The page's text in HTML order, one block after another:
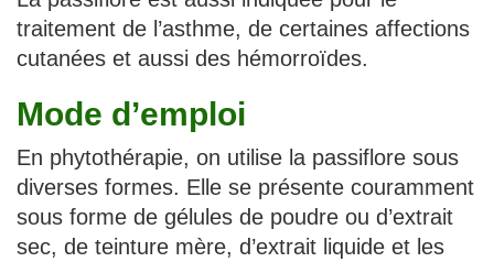
traitement de l’asthme, de certaines affections
cutanées et aussi des hémorroïdes.
Mode d’emploi
En phytothérapie, on utilise la passiflore sous
diverses formes. Elle se présente couramment
sous forme de gélules de poudre ou d’extrait
sec, de teinture mère, d’extrait liquide et les